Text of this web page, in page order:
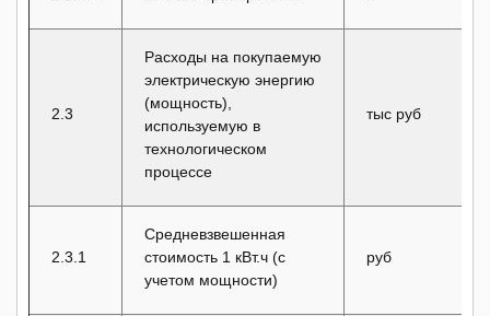
2.3
Расходы на покупаемую
электрическую энергию
(мощность),
используемую в
технологическом
процессе
тыс руб
2.3.1
Средневзвешенная
стоимость 1 кВт.ч (с
учетом мощности)
руб